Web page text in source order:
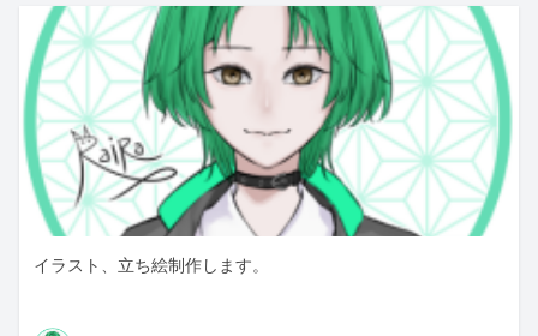
イラスト、立ち絵制作します。